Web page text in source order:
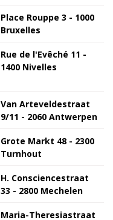
Place Rouppe 3 - 1000
Bruxelles
Rue de l'Evêché 11 -
1400 Nivelles
Van Arteveldestraat
9/11 - 2060 Antwerpen
Grote Markt 48 - 2300
Turnhout
H. Consciencestraat
33 - 2800 Mechelen
Maria-Theresiastraat